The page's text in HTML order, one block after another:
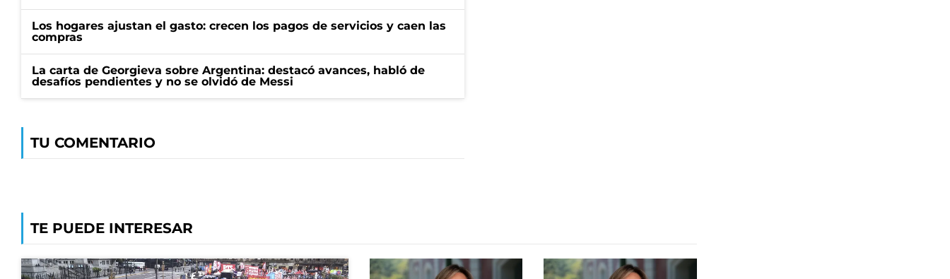
Los hogares ajustan el gasto: crecen los pagos de servicios y caen las
compras
La carta de Georgieva sobre Argentina: destacó avances, habló de
desafíos pendientes y no se olvidó de Messi
TU COMENTARIO
TE PUEDE INTERESAR